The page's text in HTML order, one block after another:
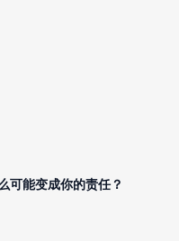
可能变成你的责任？